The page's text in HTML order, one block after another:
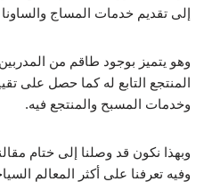
إلى تقديم خدمات المساج
وهو يتميز بوجود طاقم من
المنتجع التابع له كما حصل على
وخدمات المسبح والمنتجع فيه.
وبهذا نكون قد وصلنا إلى ختام
وفيه تعرفنا على أكثر المعالم